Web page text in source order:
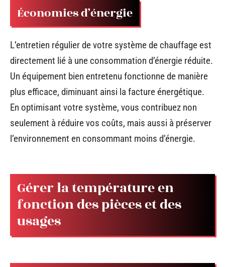
Économies d’énergie
L’entretien régulier de votre système de chauffage est
directement lié à une consommation d’énergie réduite.
Un équipement bien entretenu fonctionne de manière
plus efficace, diminuant ainsi la facture énergétique.
En optimisant votre système, vous contribuez non
seulement à réduire vos coûts, mais aussi à préserver
l’environnement en consommant moins d’énergie.
Gérer la température en
fonction des pièces et des
usages